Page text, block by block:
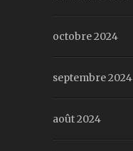
octobre 2024
septembre 2024
août 2024